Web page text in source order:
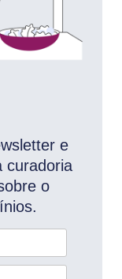
e
curadoria
o